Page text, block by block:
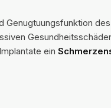
Genugtuungsfunktion
ein